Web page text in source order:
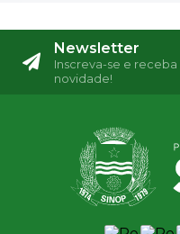
Newsletter
Inscreva-se e receba
novidade!